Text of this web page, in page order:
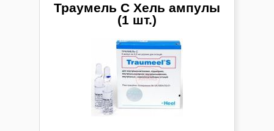
Траумель С Хель ампулы
(1 шт.)